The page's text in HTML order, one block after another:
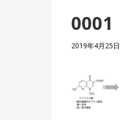
0001
2019年4月25日